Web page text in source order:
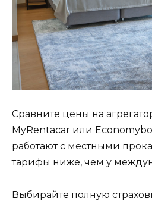
Сравните цены на
MyRentacar или
работают с местными
тарифы ниже, чем у
Выбирайте полную